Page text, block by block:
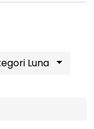
Luna